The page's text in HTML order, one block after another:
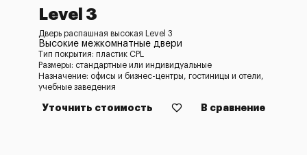
Level 3
Дверь распашная высокая Level 3
Высокие межкомнатные двери
Тип покрытия: пластик CPL
Размеры: стандартные или индивидуальные
Назначение: офисы и бизнес-центры, гостиницы и отели,
учебные заведения
Уточнить стоимость В сравнение